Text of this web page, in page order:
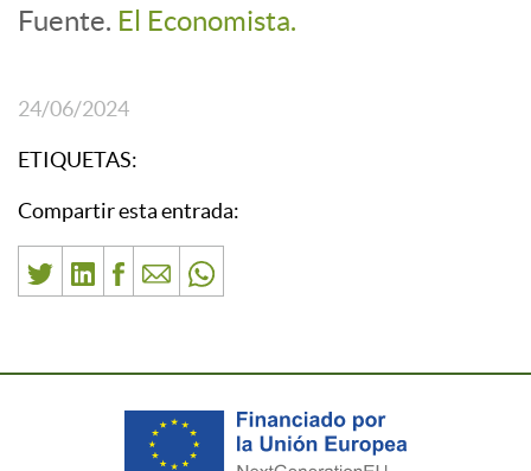
Fuente. El Economista.
24/06/2024
ETIQUETAS:
Compartir esta entrada: